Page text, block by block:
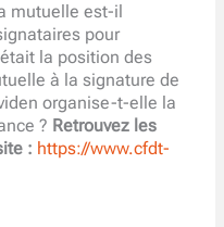
mutuelle est-il
pour
la position des
à la signature de
organise-t-elle la
? Retrouvez les
: https://www.cfdt-